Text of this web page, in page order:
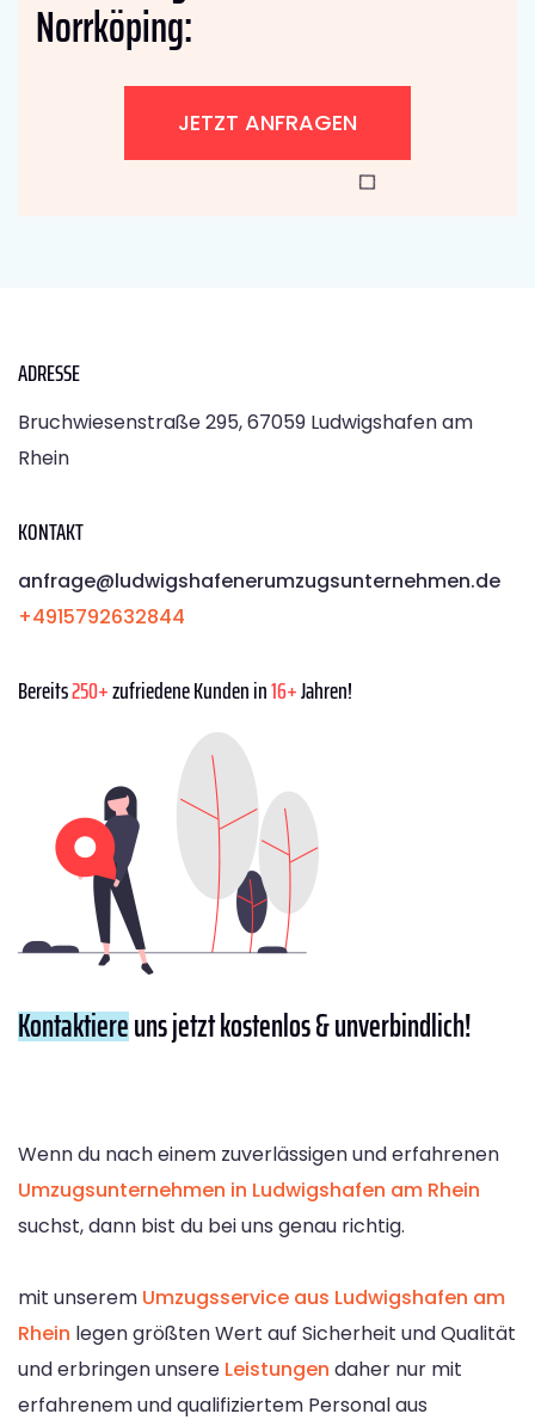
Norrköping:
JETZT ANFRAGEN
ADRESSE
Bruchwiesenstraße 295, 67059 Ludwigshafen am
Rhein
KONTAKT
anfrage@ludwigshafenerumzugsunternehmen.de
+4915792632844
Bereits250+zufriedene Kunden in16+Jahren!
Kontaktiereuns jetzt kostenlos & unverbindlich!
Wenn du nach einem zuverlässigen und erfahrenen
Umzugsunternehmen in Ludwigshafen am Rhein
suchst, dann bist du bei uns genau richtig.
mit unserem Umzugsservice aus Ludwigshafen am
Rhein legen größten Wert auf Sicherheit und Qualität
und erbringen unsere Leistungen daher nur mit
erfahrenem und qualifiziertem Personal aus